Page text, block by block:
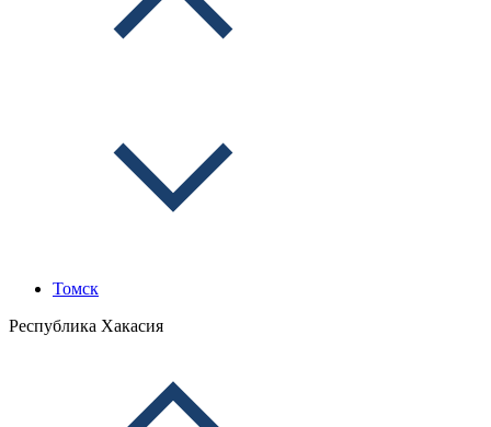
Томск
Республика Хакасия